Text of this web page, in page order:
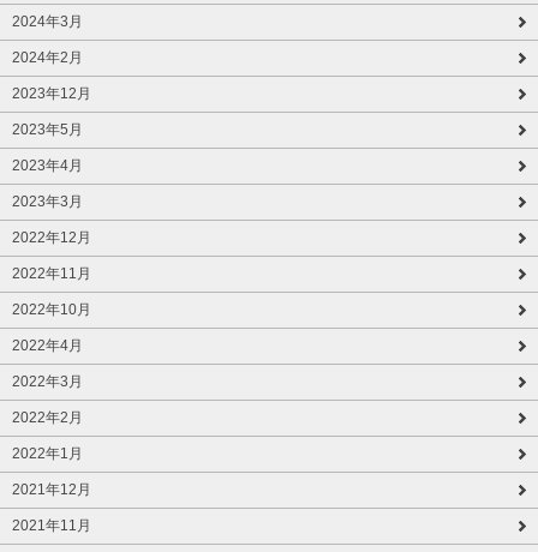
2024年3月
2024年2月
2023年12月
2023年5月
2023年4月
2023年3月
2022年12月
2022年11月
2022年10月
2022年4月
2022年3月
2022年2月
2022年1月
2021年12月
2021年11月